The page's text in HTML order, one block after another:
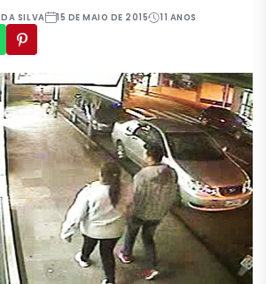
SILVA 15 DE MAIO DE 2015 11 ANOS